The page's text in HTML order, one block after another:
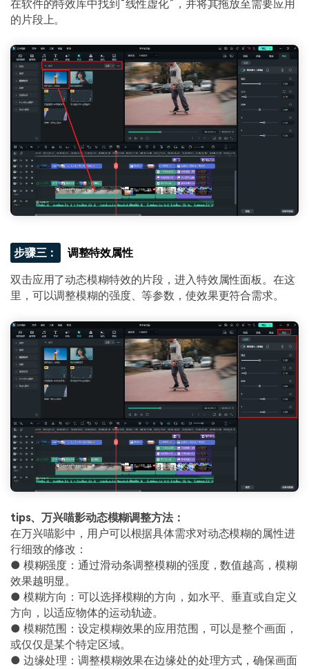
在软件的特效库中找到“线性虚化”，并将其拖放至需要应用
的片段上。
步骤三： 调整特效属性
双击应用了动态模糊特效的片段，进入特效属性面板。在这
里，可以调整模糊的强度、等参数，使效果更符合需求。
tips、万兴喵影动态模糊调整方法：
在万兴喵影中，用户可以根据具体需求对动态模糊的属性进
行细致的修改：
● 模糊强度：通过滑动条调整模糊的强度，数值越高，模糊
效果越明显。
● 模糊方向：可以选择模糊的方向，如水平、垂直或自定义
方向，以适应物体的运动轨迹。
● 模糊范围：设定模糊效果的应用范围，可以是整个画面，
或仅仅是某个特定区域。
● 边缘处理：调整模糊效果在边缘处的处理方式，确保画面